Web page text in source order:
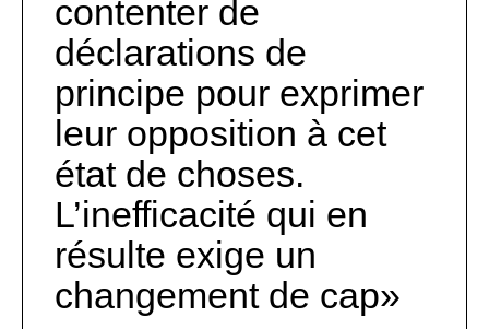
contenter de
déclarations de
principe pour exprimer
leur opposition à cet
état de choses.
L’inefficacité qui en
résulte exige un
changement de cap